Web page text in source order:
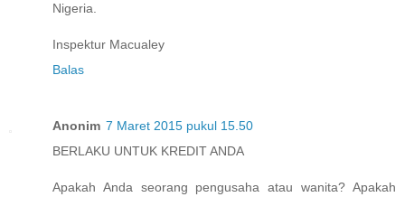
Nigeria.
Inspektur Macualey
Balas
Anonim 7 Maret 2015 pukul 15.50
BERLAKU UNTUK KREDIT ANDA
Apakah Anda seorang pengusaha atau wanita? Apakah